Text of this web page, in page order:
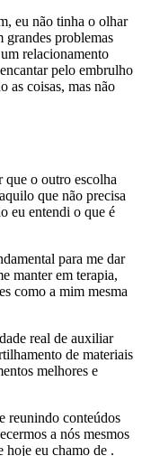
eu não tinha o olhar
grandes problemas
relacionamento
pelo embrulho
as coisas, mas não
que o outro escolha
que não precisa
eu entendi o que é
para me dar
manter em terapia,
como a mim mesma
real de auxiliar
de materiais
melhores e
reunindo conteúdos
a nós mesmos
hoje eu chamo de .